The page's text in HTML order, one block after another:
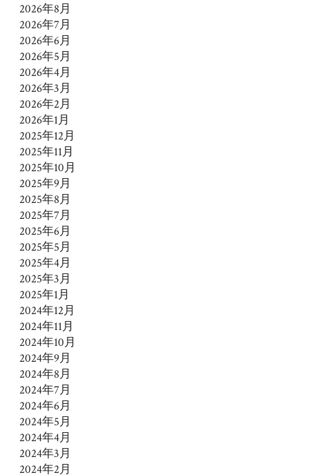
2026年8月
2026年7月
2026年6月
2026年5月
2026年4月
2026年3月
2026年2月
2026年1月
2025年12月
2025年11月
2025年10月
2025年9月
2025年8月
2025年7月
2025年6月
2025年5月
2025年4月
2025年3月
2025年1月
2024年12月
2024年11月
2024年10月
2024年9月
2024年8月
2024年7月
2024年6月
2024年5月
2024年4月
2024年3月
2024年2月